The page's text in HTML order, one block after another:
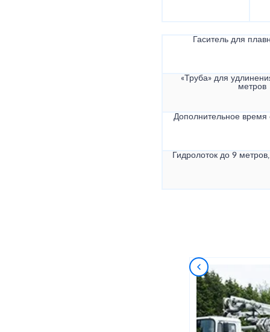
Гаситель для
«Труба» для
метров
Дополнительное
Гидролоток до 9